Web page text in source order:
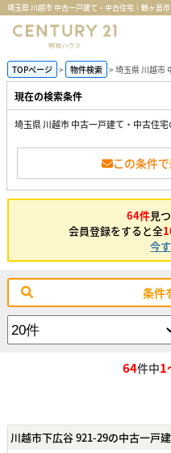
TOPページ 物件検索 埼玉県 川越市
現在の検索条件
埼玉県 川越市 中古一戸建て・中古住
この条件
64件見
会員登録をすると全
今
条件
64件中1
川越市下広谷 921-29の中古一戸